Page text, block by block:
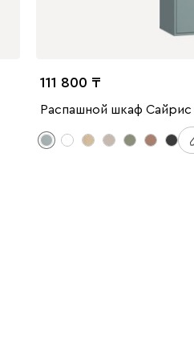
111 800
Распашной шкаф